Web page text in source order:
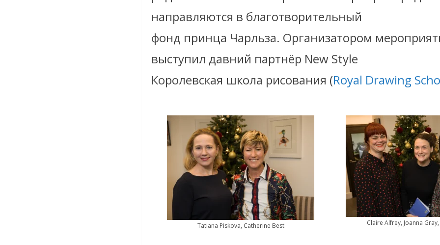
направляются в благотворительный
фонд принца Чарльза. Организатором
выступил давний партнёр New Style
Королевская школа рисования (Royal Drawing
Tatiana Piskova, Catherine Best Claire Alfrey, Joanna Gray,